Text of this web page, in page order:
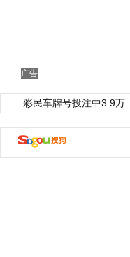
广告
彩民车牌号投注中3.9万